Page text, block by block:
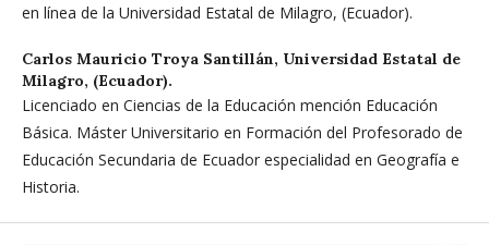
en línea de la Universidad Estatal de Milagro, (Ecuador).
Carlos Mauricio Troya Santillán, Universidad Estatal de
Milagro, (Ecuador).
Licenciado en Ciencias de la Educación mención Educación
Básica. Máster Universitario en Formación del Profesorado de
Educación Secundaria de Ecuador especialidad en Geografía e
Historia.